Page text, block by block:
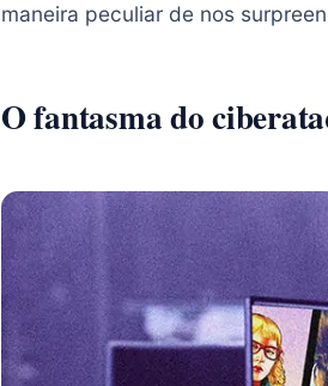
maneira peculiar de nos
O fantasma do